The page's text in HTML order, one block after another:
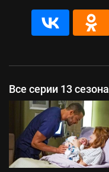
Все серии 13 сезона